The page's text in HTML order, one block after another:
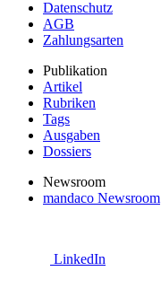
Datenschutz
AGB
Zahlungsarten
Publikation
Artikel
Rubriken
Tags
Ausgaben
Dossiers
Newsroom
mandaco Newsroom
LinkedIn